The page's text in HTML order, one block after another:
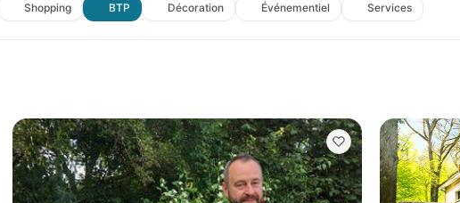
Shopping BTP Décoration Événementiel Services